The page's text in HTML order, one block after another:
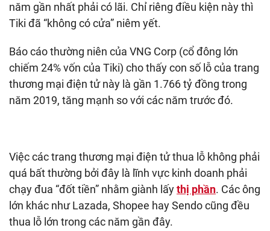
năm gần nhất phải có lãi. Chỉ riêng điều kiện này thì
Tiki đã “không có cửa” niêm yết.
Báo cáo thường niên của VNG Corp (cổ đông lớn
chiếm 24% vốn của Tiki) cho thấy con số lỗ của trang
thương mại điện tử này là gần 1.766 tỷ đồng trong
năm 2019, tăng mạnh so với các năm trước đó.
Việc các trang thương mại điện tử thua lỗ không phải
quá bất thường bởi đây là lĩnh vực kinh doanh phải
chạy đua “đốt tiền” nhằm giành lấythị phần. Các ông
lớn khác như Lazada, Shopee hay Sendo cũng đều
thua lỗ lớn trong các năm gần đây.